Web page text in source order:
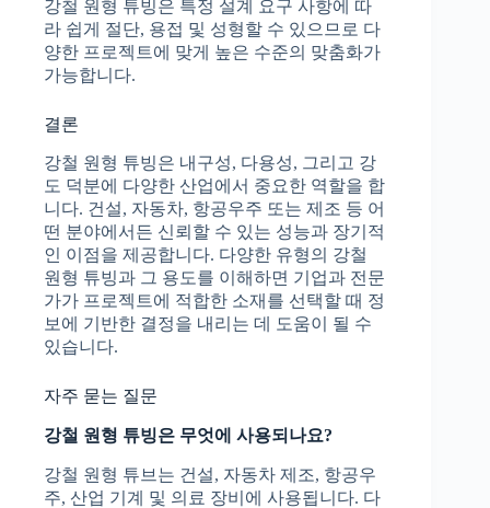
강철 원형 튜빙은 특정 설계 요구 사항에 따
라 쉽게 절단, 용접 및 성형할 수 있으므로 다
양한 프로젝트에 맞게 높은 수준의 맞춤화가
가능합니다.
결론
강철 원형 튜빙은 내구성, 다용성, 그리고 강
도 덕분에 다양한 산업에서 중요한 역할을 합
니다. 건설, 자동차, 항공우주 또는 제조 등 어
떤 분야에서든 신뢰할 수 있는 성능과 장기적
인 이점을 제공합니다. 다양한 유형의 강철
원형 튜빙과 그 용도를 이해하면 기업과 전문
가가 프로젝트에 적합한 소재를 선택할 때 정
보에 기반한 결정을 내리는 데 도움이 될 수
있습니다.
자주 묻는 질문
강철 원형 튜빙은 무엇에 사용되나요?
강철 원형 튜브는 건설, 자동차 제조, 항공우
주, 산업 기계 및 의료 장비에 사용됩니다. 다